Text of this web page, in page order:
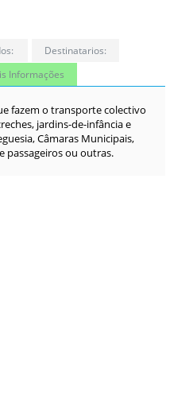
Destinatarios:
Informações
fazem o transporte colectivo
jardins-de-infância e
Câmaras Municipais,
passageiros ou outras.